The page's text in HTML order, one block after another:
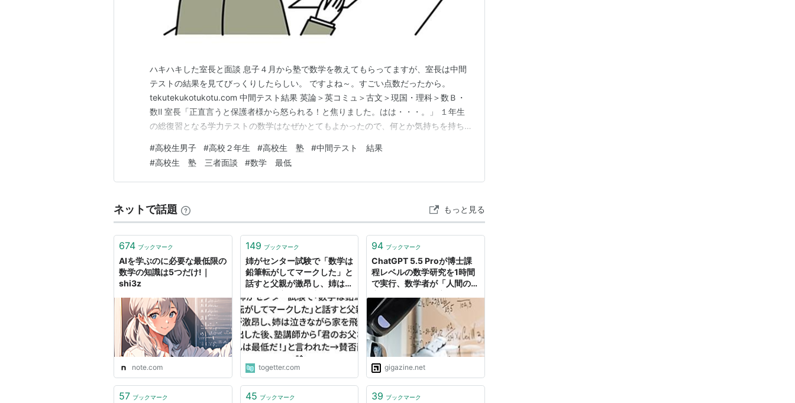
ハキハキした室長と面談 息子４月から塾で数学を教えてもらってますが、室長は中間
テストの結果を見てびっくりしたらしい。 ですよね～。すごい点数だったから。
tekutekukotukotu.com 中間テスト結果 英論＞英コミュ＞古文＞現国・理科＞数Ｂ・
数Ⅱ 室長「正直言うと保護者様から怒られる！と焦りました。はは・・・。」 １年生
の総復習となる学力テストの数学はなぜかとてもよかったので、何とか気持ちを持ちな
子の考えに突きを入れる形 ・なんで学力テストと中間テスト、こんなに差が出たと思
う？・家ではどれくらい勉強してる…
#高校生男子 #高校２年生 #高校生 塾 #中間テスト 結果
#高校生 塾 三者面談 #数学 最低
ネットで話題 もっと見る
674 ブックマーク
AIを学ぶのに必要な最低限の
数学の知識は5つだけ!｜
shi3z
note.com
149 ブックマーク
姉がセンター試験で「数学は
鉛筆転がしてマークした」と
話すと父親が激昂し、姉は泣
塾講師から「君のお父さんは
最低だ！」と言われた→賛否
両論
togetter.com
94 ブックマーク
ChatGPT 5.5 Proが博士課
程レベルの数学研究を1時間
で実行、数学者が「人間の研
指摘
gigazine.net
57 ブックマーク 45 ブックマーク 39 ブックマーク